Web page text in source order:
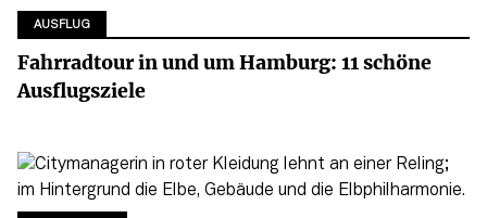
AUSFLUG
Fahrradtour in und um Hamburg: 11 schöne
Ausflugsziele